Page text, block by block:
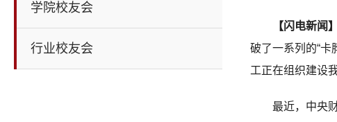
学院校友会
行业校友会
【闪电新闻】
破了一系列的“
工正在组织建设
最近，中央